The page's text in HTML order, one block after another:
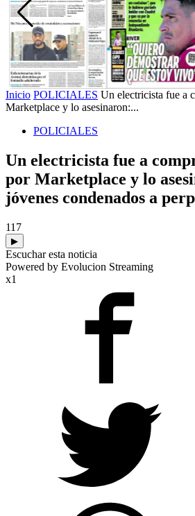
Inicio POLICIALES Un electricista fue a
Marketplace y lo asesinaron:...
POLICIALES
Un electricista fue a
por Marketplace y lo
jóvenes condenados a
117
▶
Escuchar esta noticia
Powered by Evolucion Streaming
x1